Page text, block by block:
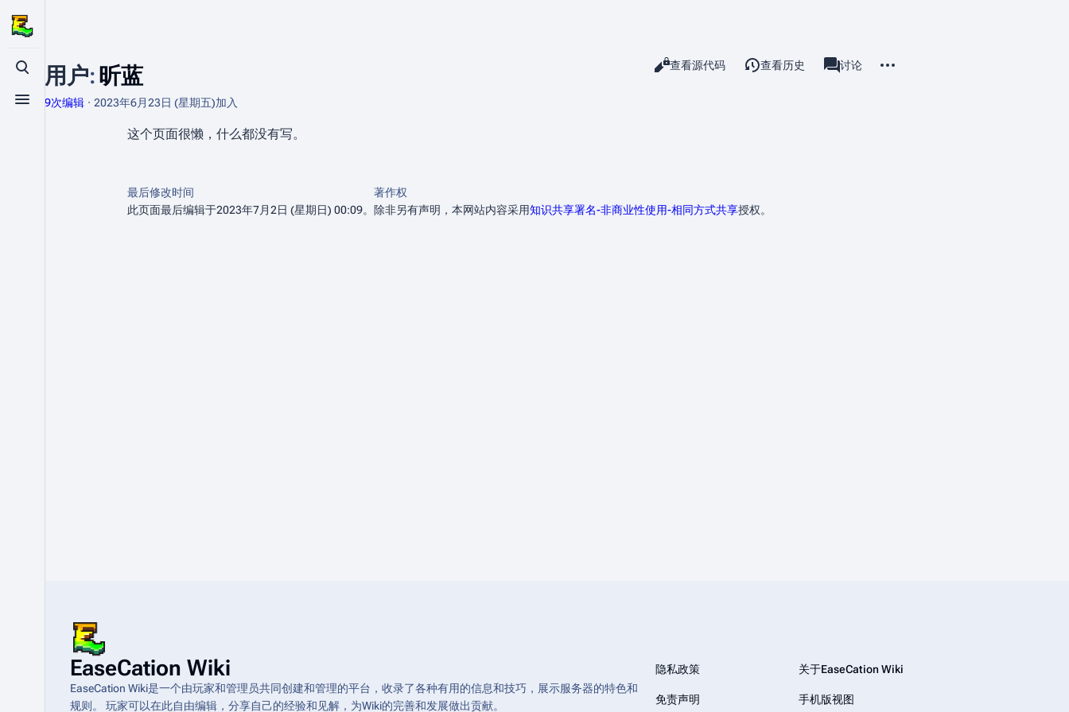
打开/关闭搜索
打开/关闭菜单
用户:昕蓝
9次编辑 2023年6月23日 (星期五)加入
查看阅读
查看源代码 查看历史 associated-pages
用户页
讨论
这个页面很懒，什么都没有写。
最后修改时间
此页面最后编辑于2023年7月2日 (星期日) 00:09。
著作权
除非另有声明，本网站内容采用知识共享署名-非商业性使用-相同方式共享授权。
EaseCation Wiki
EaseCation Wiki是一个由玩家和管理员共同创建和管理的平台，收录了各种有用的信息和技巧，展示服务器的特色和
规则。 玩家可以在此自由编辑，分享自己的经验和见解，为Wiki的完善和发展做出贡献。
隐私政策 关于EaseCation Wiki
免责声明 手机版视图